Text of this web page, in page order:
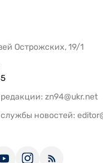
Острожских, 19/1
zn94@ukr.net
новостей: